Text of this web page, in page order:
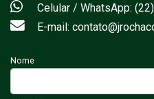
Celular / WhatsApp:
E-mail:
Nome